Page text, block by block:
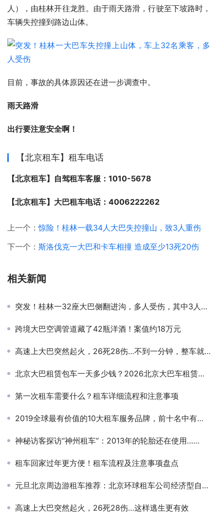
人），由桂林开往龙胜。由于雨天路滑，行驶至下坡路时，
车辆失控撞到路边山体。
目前，事故的具体原因还在进一步调查中。
雨天路滑
出行要注意安全啊！
【北京租车】租车电话
【北京租车】自驾租车客服：1010-5678
【北京租车】大巴租车电话：4006222262
上一个：惊险！桂林一载34人大巴失控撞山，致3人重伤
下一个： 斯洛伐克一大巴和卡车相撞 造成至少13死20伤
相关新闻
突发！桂林一32座大巴侧翻进沟，多人受伤，其中3人重伤
跨境大巴空调管道藏了42瓶洋酒！案值约18万元
高速上大巴突然起火，26死28伤…不到一分钟，整车就被大火吞噬
北京大巴租赁包车一天多少钱？2026北京大巴车租赁价格、车型、服务全解析
第一次租车需要什么？租车详细流程和注意事项
2019全球最有价值的10大租车服务品牌，前十名中有七个美国品牌
神秘访客探访“神州租车”：2013年的轮胎还在使用……
租车回家过年更方便！租车流程及注意事项盘点
元旦北京周边游租车推荐：北京环球租车公司经济型自驾车型盘点
高速上大巴突然起火，26死28伤…这样逃生更有效